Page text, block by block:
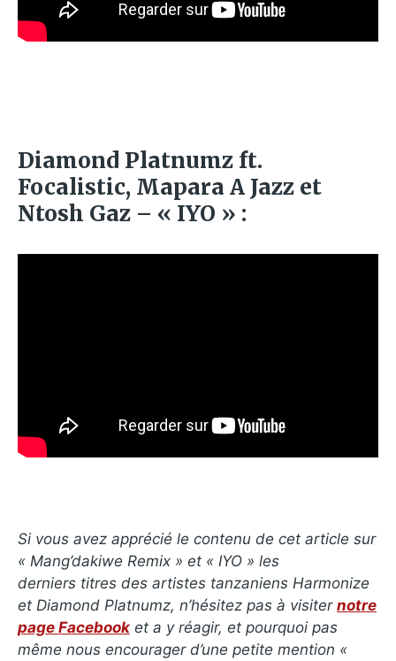
Diamond Platnumz ft.
Focalistic, Mapara A Jazz et
Ntosh Gaz – « IYO » :
Si vous avez apprécié le contenu de cet article sur
« Mang’dakiwe Remix » et « IYO » les
derniers titres des artistes tanzaniens Harmonize
et Diamond Platnumz, n’hésitez pas à visiter notre
page Facebook et a y réagir, et pourquoi pas
même nous encourager d’une petite mention «